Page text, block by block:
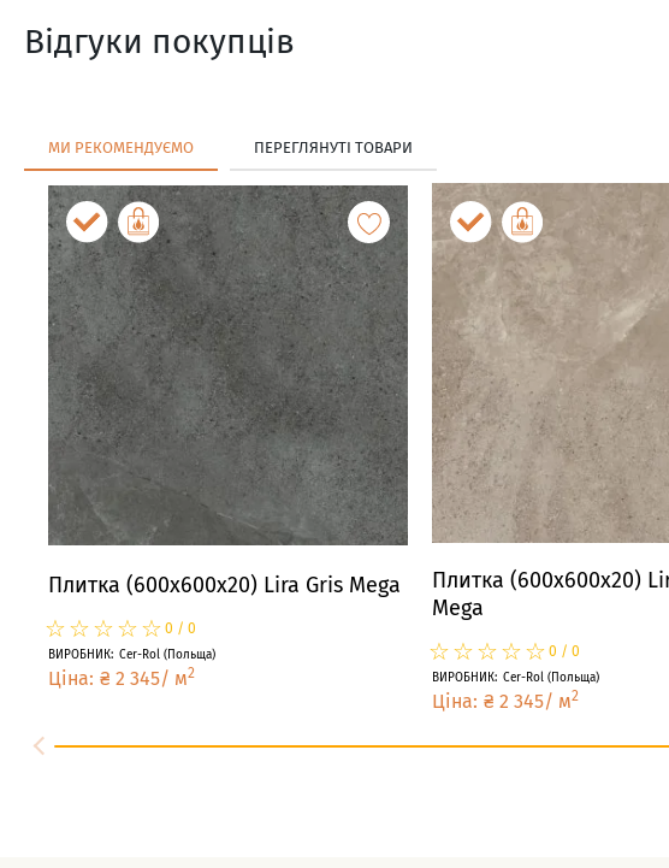
Відгуки покупців
МИ РЕКОМЕНДУЄМО ПЕРЕГЛЯНУТІ ТОВАРИ
Плитка (600x600x20) Lira Gris Mega
☆
★☆
★☆
★☆
★☆
★ 0 / 0
ВИРОБНИК: Cer-Rol (Польща)
Ціна: ₴ 2 345/ м2
Плитка (600x600x20)
Mega
☆
★☆
★☆
★☆
★☆
★ 0 / 0
ВИРОБНИК: Cer-Rol (Польща)
Ціна: ₴ 2 345/ м2